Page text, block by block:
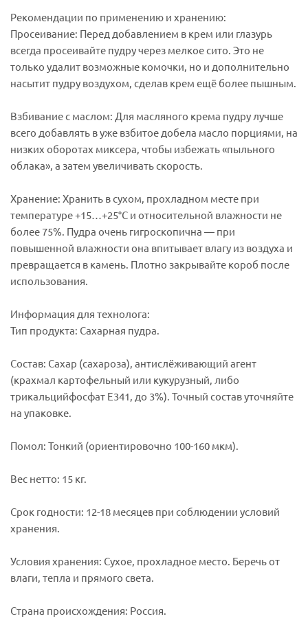
Рекомендации по применению и хранению:
Просеивание: Перед добавлением в крем или глазурь
всегда просеивайте пудру через мелкое сито. Это не
только удалит возможные комочки, но и дополнительно
насытит пудру воздухом, сделав крем ещё более пышным.
Взбивание с маслом: Для масляного крема пудру лучше
всего добавлять в уже взбитое добела масло порциями, на
низких оборотах миксера, чтобы избежать «пыльного
облака», а затем увеличивать скорость.
Хранение: Хранить в сухом, прохладном месте при
температуре +15…+25°C и относительной влажности не
более 75%. Пудра очень гигроскопична — при
повышенной влажности она впитывает влагу из воздуха и
превращается в камень. Плотно закрывайте короб после
использования.
Информация для технолога:
Тип продукта: Сахарная пудра.
Состав: Сахар (сахароза), антислёживающий агент
(крахмал картофельный или кукурузный, либо
трикальцийфосфат Е341, до 3%). Точный состав уточняйте
на упаковке.
Помол: Тонкий (ориентировочно 100-160 мкм).
Вес нетто: 15 кг.
Срок годности: 12-18 месяцев при соблюдении условий
хранения.
Условия хранения: Сухое, прохладное место. Беречь от
влаги, тепла и прямого света.
Страна происхождения: Россия.